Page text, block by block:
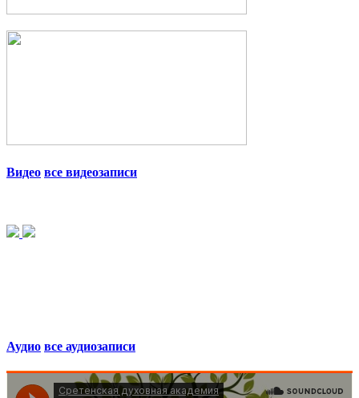
Видео все видеозаписи
Аудио все аудиозаписи